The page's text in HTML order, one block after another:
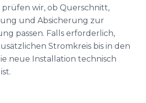
wir, ob Querschnitt,
und Absicherung zur
passen. Falls erforderlich,
Stromkreis bis in den
neue Installation technisch